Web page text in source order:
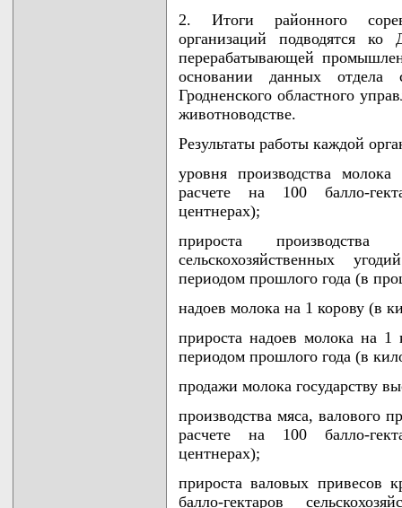
2. Итоги районного
организаций подводятся ко
перерабатывающей
основании данных отдела
Гродненского областного
животноводстве.
Результаты работы каждой
уровня производства молока
расчете на 100 балло-
центнерах);
прироста
сельскохозяйственных
периодом прошлого года (в
надоев молока на 1 корову (в
прироста надоев молока на
периодом прошлого года (в
продажи молока государству
производства мяса, валового
расчете на 100 балло-
центнерах);
прироста валовых привесов
балло-гектаров